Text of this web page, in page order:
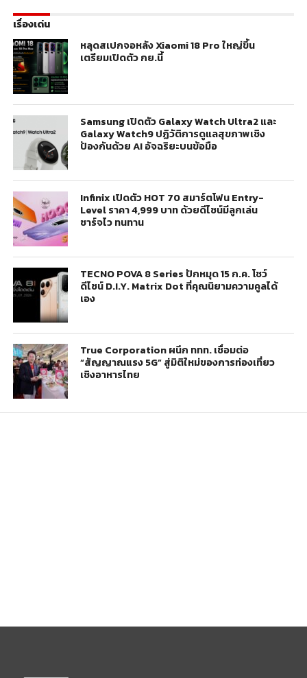
เรื่องเด่น
หลุดสเปกจอหลัง Xiaomi 18 Pro ใหญ่ขึ้น
เตรียมเปิดตัว กย.นี้
Samsung เปิดตัว Galaxy Watch Ultra2 และ
Galaxy Watch9 ปฏิวัติการดูแลสุขภาพเชิง
ป้องกันด้วย AI อัจฉริยะบนข้อมือ
Infinix เปิดตัว HOT 70 สมาร์ตโฟน Entry-
Level ราคา 4,999 บาท ด้วยดีไซน์มีลูกเล่น
ชาร์จไว ทนทาน
TECNO POVA 8 Series ปักหมุด 15 ก.ค. โชว์
ดีไซน์ D.I.Y. Matrix Dot ที่คุณนิยามความคูลได้
เอง
True Corporation ผนึก ททท. เชื่อมต่อ
“สัญญาณแรง 5G” สู่มิติใหม่ของการท่องเที่ยว
เชิงอาหารไทย